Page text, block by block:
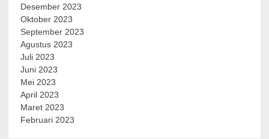
Desember 2023
Oktober 2023
September 2023
Agustus 2023
Juli 2023
Juni 2023
Mei 2023
April 2023
Maret 2023
Februari 2023